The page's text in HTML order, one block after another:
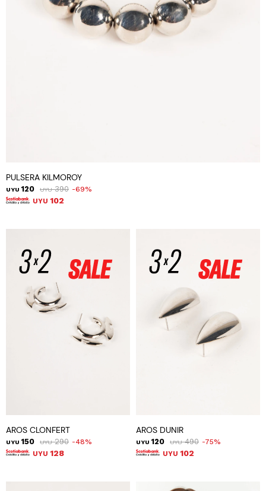
PULSERA KILMOROY
UYU 120 UYU 390 69
UYU 102
AROS CLONFERT
UYU 150 UYU 290 48
UYU 128
AROS DUNIR
UYU 120 UYU 490 75
UYU 102